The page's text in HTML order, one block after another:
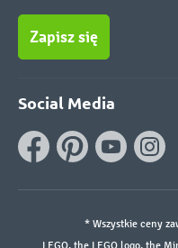
Zapisz się
Social Media
* Wszystkie ceny
LEGO, the LEGO logo, the